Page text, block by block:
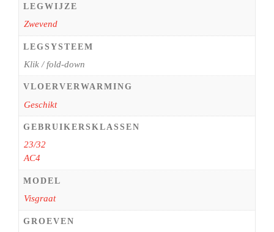
LEGWIJZE
Zwevend
LEGSYSTEEM
Klik / fold-down
VLOERVERWARMING
Geschikt
GEBRUIKERSKLASSEN
23/32
AC4
MODEL
Visgraat
GROEVEN